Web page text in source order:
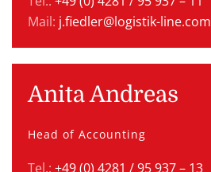
Mail: j.fiedler@logistik-line.com
Anita Andreas
Head of Accounting
Tel.: +49 (0) 4281 / 95 937 – 13